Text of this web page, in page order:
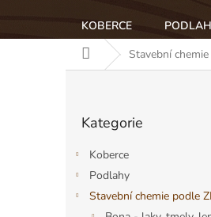
KOBERCE
Domů Stavební
kategorie
Kategorie
Koberce
Podlahy
Stavební chemie podle